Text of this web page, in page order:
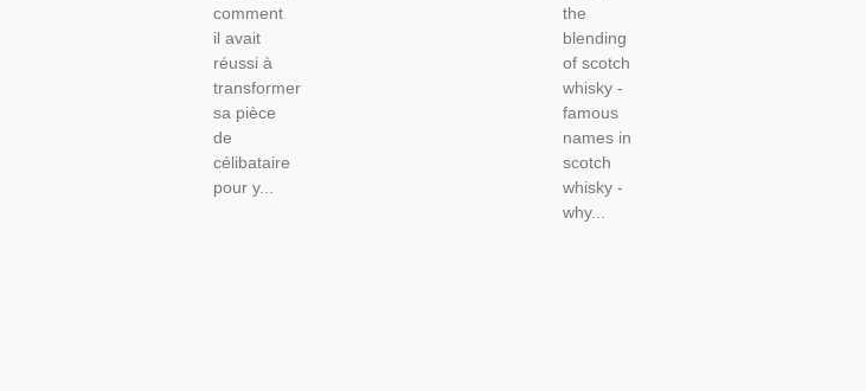
comment
il avait
réussi à
transformer
sa pièce
de
célibataire
pour y...
the
blending
of scotch
whisky -
famous
names in
scotch
whisky -
why...